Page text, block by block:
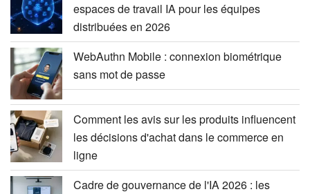
espaces de travail IA pour les équipes
distribuées en 2026
WebAuthn Mobile : connexion biométrique
sans mot de passe
Comment les avis sur les produits influencent
les décisions d'achat dans le commerce en
ligne
Cadre de gouvernance de l'IA 2026 : les